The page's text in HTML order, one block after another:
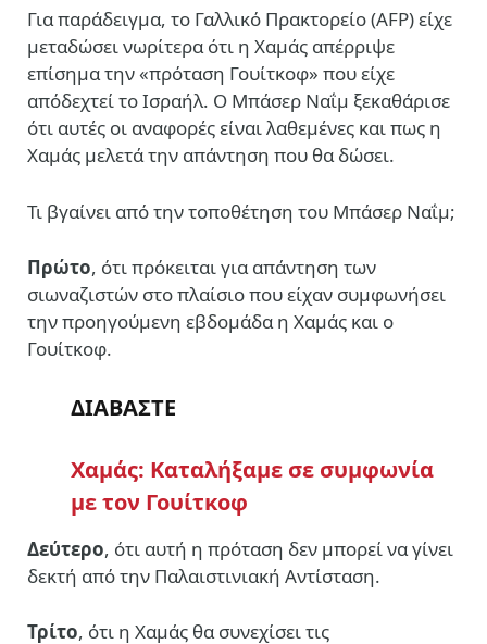
Για παράδειγμα, το Γαλλικό Πρακτορείο (AFP) είχε
μεταδώσει νωρίτερα ότι η Χαμάς απέρριψε
επίσημα την «πρόταση Γουίτκοφ» που είχε
απόδεχτεί το Ισραήλ. Ο Μπάσερ Ναΐμ ξεκαθάρισε
ότι αυτές οι αναφορές είναι λαθεμένες και πως η
Χαμάς μελετά την απάντηση που θα δώσει.
Τι βγαίνει από την τοποθέτηση του Μπάσερ Ναΐμ;
Πρώτο, ότι πρόκειται για απάντηση των
σιωναζιστών στο πλαίσιο που είχαν συμφωνήσει
την προηγούμενη εβδομάδα η Χαμάς και ο
Γουίτκοφ.
ΔΙΑΒΑΣΤΕ
Χαμάς: Καταλήξαμε σε συμφωνία
με τον Γουίτκοφ
Δεύτερο, ότι αυτή η πρόταση δεν μπορεί να γίνει
δεκτή από την Παλαιστινιακή Αντίσταση.
Τρίτο, ότι η Χαμάς θα συνεχίσει τις